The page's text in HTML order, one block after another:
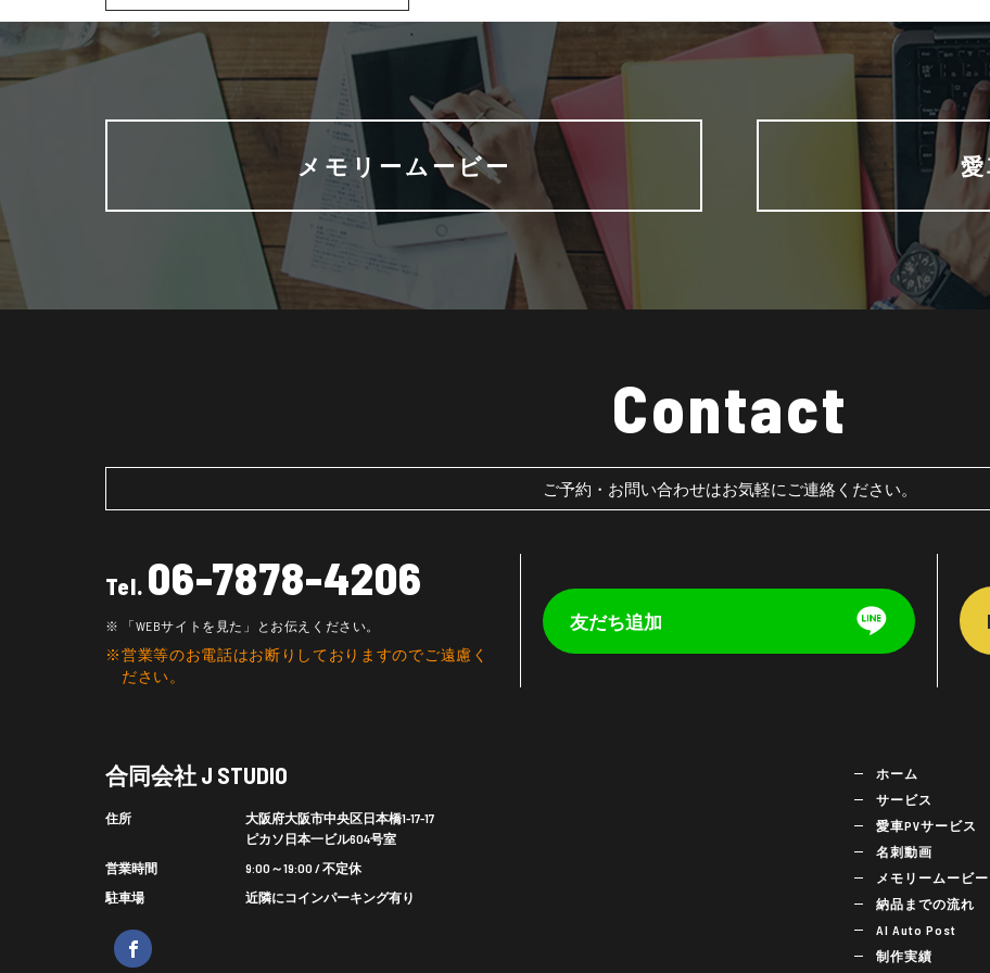
メモリームービー
Contact
ご予約・お問い合わせはお気軽にご連絡ください。
Tel. 06-7878-4206
「WEBサイトを見た」とお伝えください。
営業等のお電話はお断りしておりますのでご遠慮く
ださい。
友だち追加
合同会社 J STUDIO
住所
大阪府大阪市中央区日本橋1-17-17
ピカソ日本一ビル604号室
営業時間
9:00～19:00 / 不定休
駐車場
近隣にコインパーキング有り
ホーム
サービス
愛車PVサービス
名刺動画
メモリームービー
納品までの流れ
AI Auto Post
制作実績